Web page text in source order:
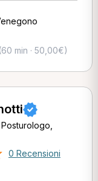
(60 min · 50,00€)
0 Recensioni